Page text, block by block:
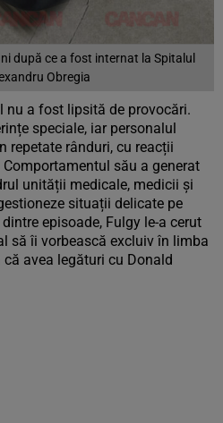
după ce a fost internat la Spitalul
Obregia
nu a fost lipsită de provocări.
speciale, iar personalul
repetate rânduri, cu reacții
său a generat
unității medicale, medicii și
situații delicate pe
episoade, Fulgy le-a cerut
să îi vorbească excluiv în limba
avea legături cu Donald